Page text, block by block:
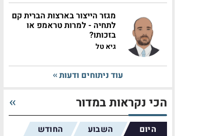
מגזר הייצור בארצות הברית קם
לתחיה - למרות טראמפ או
בזכותו?
גיא טל
עוד ניתוחים ודעות
הכי נקראות במדור
היום השבוע החודש